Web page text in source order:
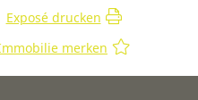
Exposé drucken
merken